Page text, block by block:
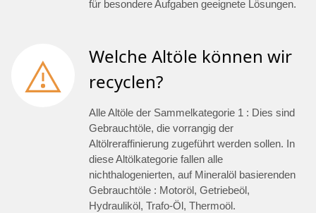
für besondere Aufgaben geeignete Lösungen.
Welche Altöle können wir
recyclen?
Alle Altöle der Sammelkategorie 1 : Dies sind
Gebrauchtöle, die vorrangig der
Altölreraffinierung zugeführt werden sollen. In
diese Altölkategorie fallen alle
nichthalogenierten, auf Mineralöl basierenden
Gebrauchtöle : Motoröl, Getriebeöl,
Hydrauliköl, Trafo-Öl, Thermoöl.